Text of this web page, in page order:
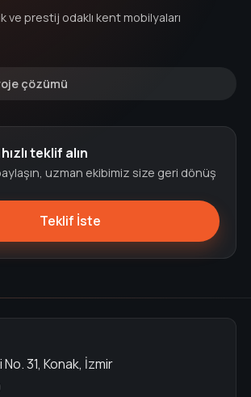
ve prestij odaklı kent mobilyaları
çözümü
teklif alın
uzman ekibimiz size geri dönüş
Teklif İste
31, Konak, İzmir